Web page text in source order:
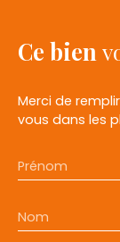
Ce bien
Merci de
vous dans les
Prénom
Nom